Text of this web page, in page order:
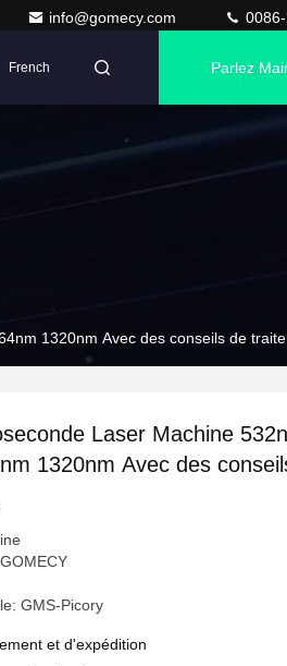
info@gomecy.com
French Parlez
1320nm Avec des conseils de
Laser Machine
1320nm Avec des
GMS-Picory
et d'expédition